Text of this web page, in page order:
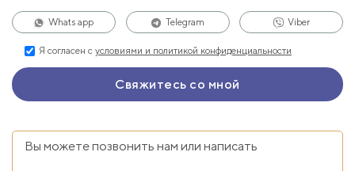
Whats app Telegram Viber
Я согласен с условиями и политикой конфиденциальности
Вы можете позвонить нам или написать